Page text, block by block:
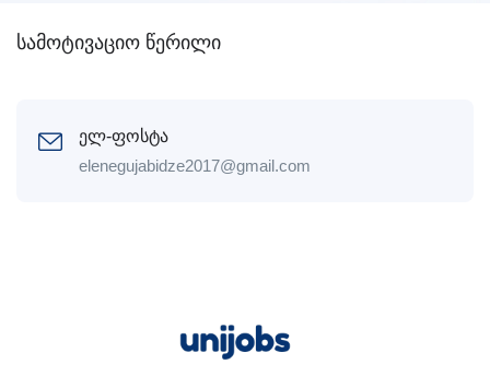
სამოტივაციო წერილი
ელ-ფოსტა
elenegujabidze2017@gmail.com